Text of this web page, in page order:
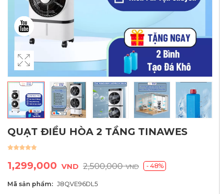
QUẠT ĐIỀU HÒA 2 TẦNG TINAWES
1,299,000 VND 2,500,000VND - 48%
Mã sản phẩm: J8QVE96DL5